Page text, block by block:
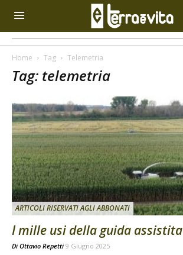
Home Tag Telemetria
Tag: telemetria
ARTICOLI RISERVATI AGLI ABBONATI
I mille usi della guida assistita
Di Ottavio Repetti 9 Giugno 2025